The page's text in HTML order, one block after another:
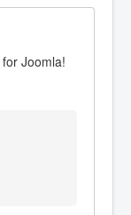
Joomla!